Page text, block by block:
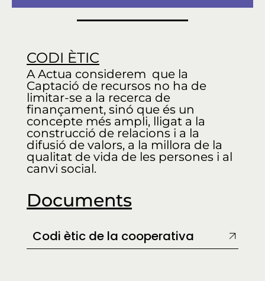
CODI ÈTIC
A Actua considerem que la
Captació de recursos no ha de
limitar-se a la recerca de
finançament, sinó que és un
concepte més ampli, lligat a la
construcció de relacions i a la
difusió de valors, a la millora de la
qualitat de vida de les persones i al
canvi social.
Documents
Codi ètic de la cooperativa